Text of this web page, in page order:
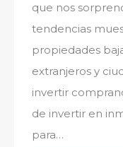
que nos
tendencias
propiedades
extranjeros y
invertir
de invertir en
para…